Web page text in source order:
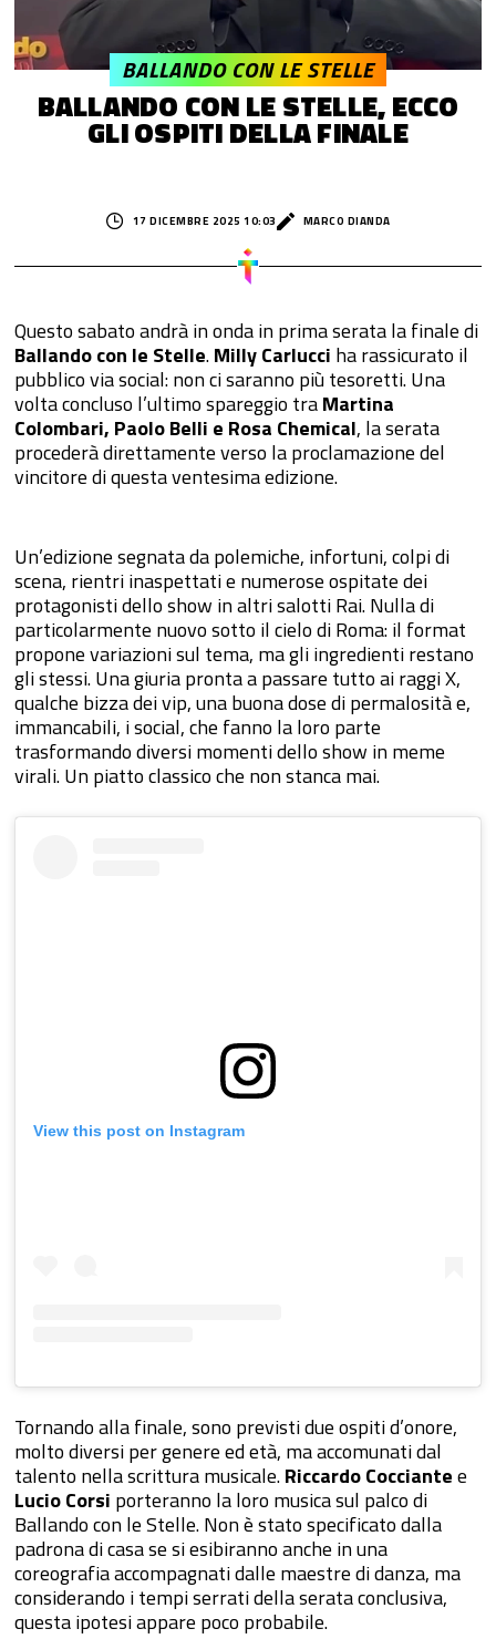
BALLANDO CON LE STELLE, ECCO
GLI OSPITI DELLA FINALE
BALLANDO CON LE STELLE
17 DICEMBRE 2025 10:03 MARCO DIANDA
Questo sabato andrà in onda in prima serata la finale di
Ballando con le Stelle.Milly Carlucci ha rassicurato il
pubblico via social: non ci saranno più tesoretti. Una
volta concluso l’ultimo spareggio traMartina
Colombari, Paolo Belli e Rosa Chemical, la serata
procederà direttamente verso la proclamazione del
vincitore di questa ventesima edizione.
Un’edizione segnata da polemiche, infortuni, colpi di
scena, rientri inaspettati e numerose ospitate dei
protagonisti dello show in altri salotti Rai. Nulla di
particolarmente nuovo sotto il cielo di Roma: il format
propone variazioni sul tema, ma gli ingredienti restano
gli stessi. Una giuria pronta a passare tutto ai raggi X,
qualche bizza dei vip, una buona dose di permalosità e,
immancabili, i social, che fanno la loro parte
trasformando diversi momenti dello show in meme
virali. Un piatto classico che non stanca mai.
View this post on Instagram
Tornando alla finale, sono previsti due ospiti d’onore,
molto diversi per genere ed età, ma accomunati dal
talento nella scrittura musicale.Riccardo Cocciantee
Lucio Corsi porteranno la loro musica sul palco di
Ballando con le Stelle. Non è stato specificato dalla
padrona di casa se si esibiranno anche in una
coreografia accompagnati dalle maestre di danza, ma
considerando i tempi serrati della serata conclusiva,
questa ipotesi appare poco probabile.